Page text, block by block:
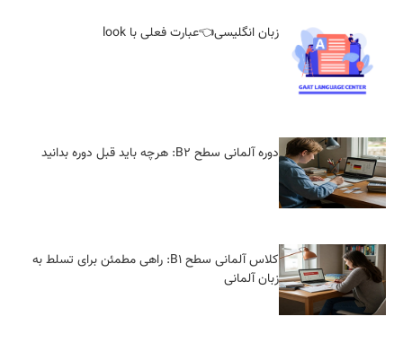
زبان انگلیسی👈عبارت فعلی با look
دوره آلمانی سطح B2: هرچه باید قبل دوره بدانید
کلاس آلمانی سطح B1: راهی مطمئن برای تسلط به
زبان آلمانی